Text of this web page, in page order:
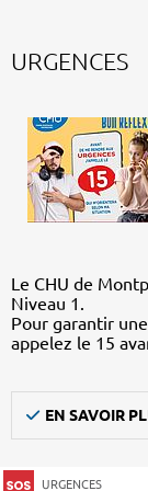
URGENCES
Le CHU de
Niveau 1.
Pour garantir
appelez le 15
EN SAVOIR
URGENCES